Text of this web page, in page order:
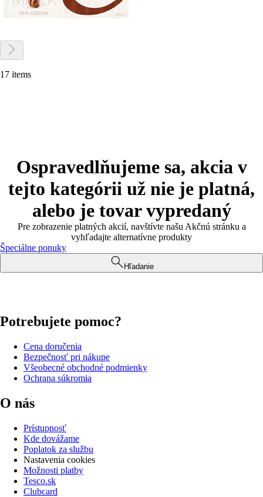
17 items
Ospravedlňujeme sa, akcia v
tejto kategórii už nie je platná,
alebo je tovar vypredaný
Pre zobrazenie platných akcií, navštívte našu Akčnú stránku a
vyhľadajte alternatívne produkty
Špeciálne ponuky
Hľadanie
Potrebujete pomoc?
Cena doručenia
Bezpečnosť pri nákupe
Všeobecné obchodné podmienky
Ochrana súkromia
O nás
Prístupnosť
Kde dovážame
Poplatok za službu
Nastavenia cookies
Možnosti platby
Tesco.sk
Clubcard